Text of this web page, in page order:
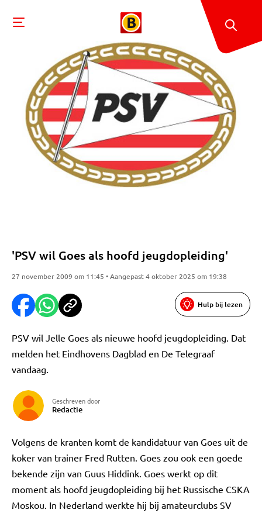
'PSV wil Goes als hoofd jeugdopleiding'
27 november 2009 om 11:45 • Aangepast 4 oktober 2025 om 19:38
Hulp bij lezen
PSV wil Jelle Goes als nieuwe hoofd jeugdopleiding. Dat
melden het Eindhovens Dagblad en De Telegraaf
vandaag.
Geschreven door
Redactie
Volgens de kranten komt de kandidatuur van Goes uit de
koker van trainer Fred Rutten. Goes zou ook een goede
bekende zijn van Guus Hiddink. Goes werkt op dit
moment als hoofd jeugdopleiding bij het Russische CSKA
Moskou. In Nederland werkte hij bij amateurclubs SV